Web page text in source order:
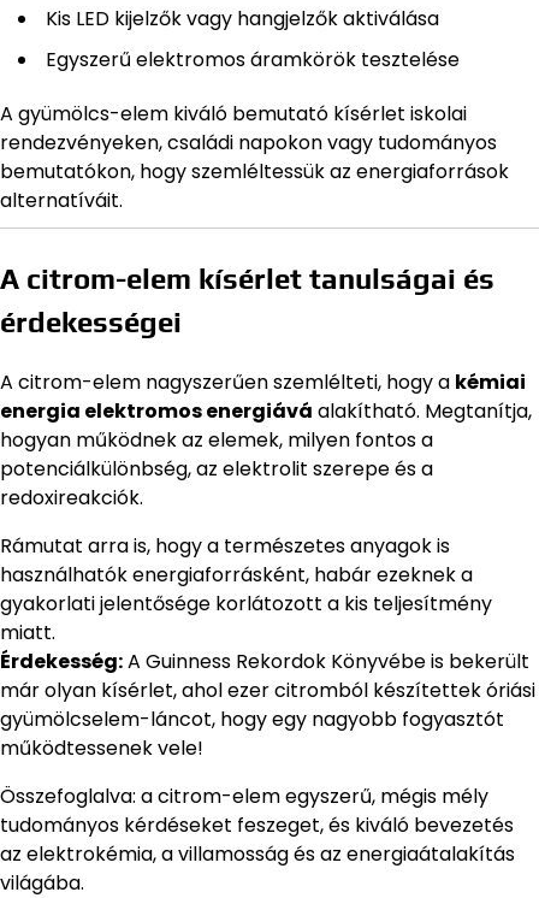
Kis LED kijelzők vagy hangjelzők aktiválása
Egyszerű elektromos áramkörök tesztelése
A gyümölcs-elem kiváló bemutató kísérlet iskolai
rendezvényeken, családi napokon vagy tudományos
bemutatókon, hogy szemléltessük az energiaforrások
alternatíváit.
A citrom-elem kísérlet tanulságai és
érdekességei
A citrom-elem nagyszerűen szemlélteti, hogy a kémiai
energia elektromos energiává alakítható. Megtanítja,
hogyan működnek az elemek, milyen fontos a
potenciálkülönbség, az elektrolit szerepe és a
redoxireakciók.
Rámutat arra is, hogy a természetes anyagok is
használhatók energiaforrásként, habár ezeknek a
gyakorlati jelentősége korlátozott a kis teljesítmény
miatt.
Érdekesség:A Guinness Rekordok Könyvébe is bekerült
már olyan kísérlet, ahol ezer citromból készítettek óriási
gyümölcselem-láncot, hogy egy nagyobb fogyasztót
működtessenek vele!
Összefoglalva: a citrom-elem egyszerű, mégis mély
tudományos kérdéseket feszeget, és kiváló bevezetés
az elektrokémia, a villamosság és az energiaátalakítás
világába.